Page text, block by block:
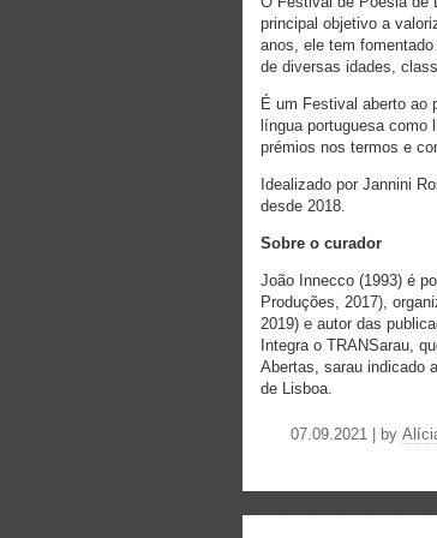
principal objetivo a
anos, ele tem
de diversas idades,
É um Festival aberto ao
língua portuguesa
prémios nos termos e
Idealizado por Jannini
desde 2018.
Sobre o curador
João Innecco (1993) é
Produções, 2017),
2019) e autor das
Integra o TRANSarau,
Abertas, sarau indicado
de Lisboa.
07.09.2021 | by